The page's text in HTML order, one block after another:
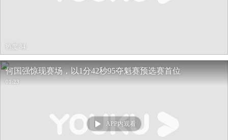
热度 84
何国强惊现赛场，以1分42秒95夺魁赛预选赛首位
01:23
APP内观看